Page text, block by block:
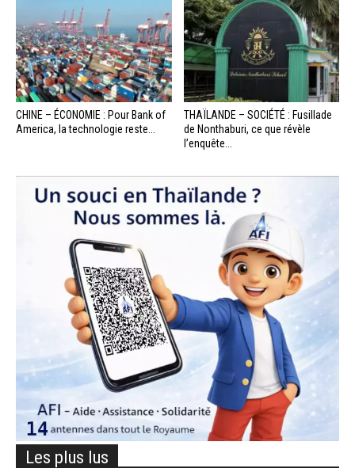
CHINE – ÉCONOMIE : Pour Bank of
America, la technologie reste...
THAÏLANDE – SOCIÉTÉ : Fusillade
de Nonthaburi, ce que révèle
l’enquête...
Les plus lus